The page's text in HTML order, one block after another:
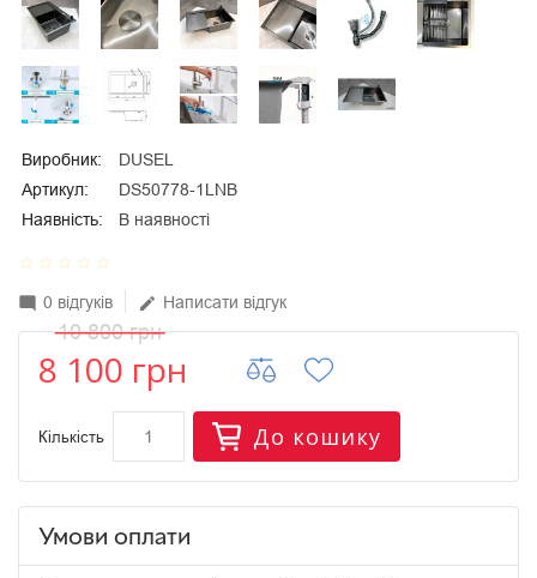
Виробник:
DUSEL
Артикул:
DS50778-1LNB
Наявність:
В наявності
star_border star_border star_border star_border star_border
mode_comment 0 відгуків edit Написати відгук
10 800 грн
8 100 грн
Кількість До кошику
Умови оплати